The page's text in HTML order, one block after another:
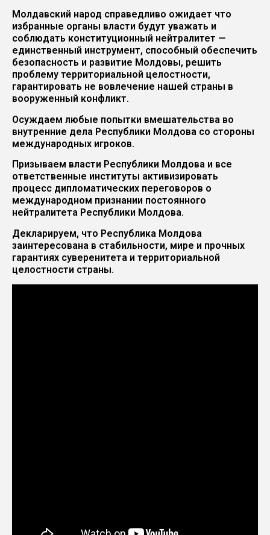
Молдавский народ справедливо ожидает что
избранные органы власти будут уважать и
соблюдать конституционный нейтралитет —
единственный инструмент, способный обеспечить
безопасность и развитие Молдовы, решить
проблему территориальной целостности,
гарантировать не вовлечение нашей страны в
вооруженный конфликт.
Осуждаем любые попытки вмешательства во
внутренние дела Республики Молдова со стороны
международных игроков.
Призываем власти Республики Молдова и все
ответственные институты активизировать
процесс дипломатических переговоров о
международном признании постоянного
нейтралитета Республики Молдова.
Декларируем, что Республика Молдова
заинтересована в стабильности, мире и прочных
гарантиях суверенитета и территориальной
целостности страны.